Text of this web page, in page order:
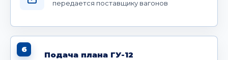
передается поставщику вагонов
6
Подача плана ГУ-12